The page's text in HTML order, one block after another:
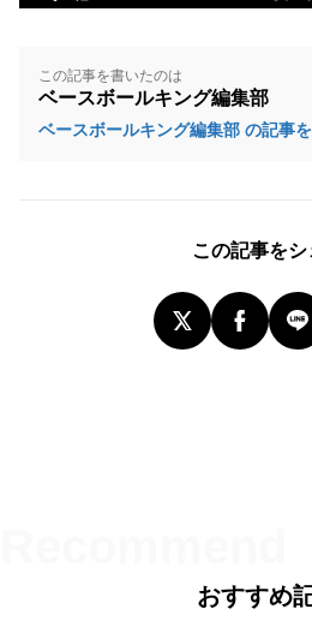
この記事を書いたのは
ベースボールキング編集部
ベースボールキング編集部 の記事
この記事をシ
おすすめ